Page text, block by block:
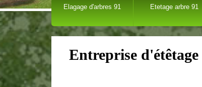
Elagage d'arbres 91 Etetage arbre 91
Entreprise